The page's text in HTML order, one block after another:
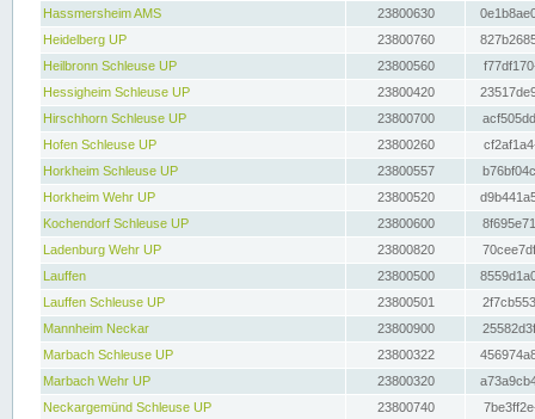
Hassmersheim AMS
23800630
Heidelberg UP
23800760
Heilbronn Schleuse UP
23800560
Hessigheim Schleuse UP
23800420
Hirschhorn Schleuse UP
23800700
Hofen Schleuse UP
23800260
Horkheim Schleuse UP
23800557
Horkheim Wehr UP
23800520
Kochendorf Schleuse UP
23800600
Ladenburg Wehr UP
23800820
Lauffen
23800500
Lauffen Schleuse UP
23800501
Mannheim Neckar
23800900
Marbach Schleuse UP
23800322
Marbach Wehr UP
23800320
Neckargemünd Schleuse UP
23800740